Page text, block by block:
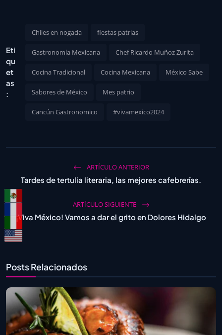
Eti
qu
et
as
:
Chiles en nogada fiestas patrias
Gastronomía Mexicana Chef Ricardo Muñoz Zurita
Cocina Tradicional Cocina Mexicana México Sabe
Sabores de México Mes patrio
Cancún Gastronomico #vivamexico2024
ARTÍCULO ANTERIOR
Tardes de tertulia literaria, las mejores cafebrerías.
ARTÍCULO SIGUIENTE
¡Viva México! Vamos a dar el grito en Dolores Hidalgo
Posts Relacionados